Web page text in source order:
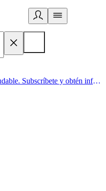
Acá comienza un estilo de vida saludable. Subscríbete y obtén información de primera mano